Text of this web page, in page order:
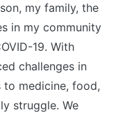
my family, the
in my community
19. With
challenges in
to medicine, food,
struggle. We